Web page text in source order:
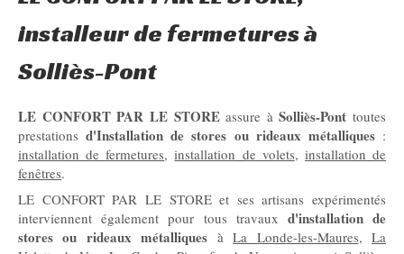
installeur de fermetures à
Solliès-Pont
LE CONFORT PAR LE STOREassure àSolliès-Pont toutes
prestations d'Installation de stores ou rideaux métalliques:
installation de fermetures,installation de volets, installation de
fenêtres.
LE CONFORT PAR LE STORE et ses artisans expérimentés
interviennent également pour tous travaux d'installation de
stores ou rideaux métalliques àLa Londe-les-Maures,La